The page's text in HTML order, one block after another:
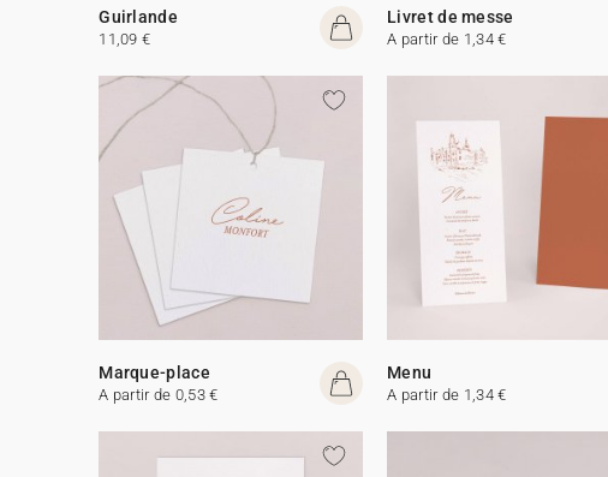
Guirlande
11,09 €
Livret de messe
A partir de 1,34 €
Marque-place
A partir de 0,53 €
Menu
A partir de 1,34 €